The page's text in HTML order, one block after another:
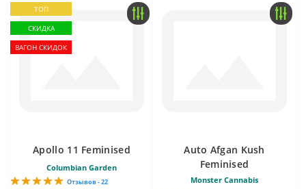
ТОП
СКИДКА
ВАГОН СКИДОК
Apollo 11 Feminised
Columbian Garden
Отзывов - 22
Auto Afgan Kush
Feminised
Monster Cannabis